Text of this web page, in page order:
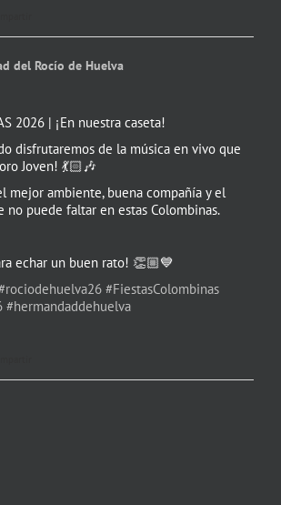
del Rocío de Huelva
2026 | ¡En nuestra caseta!
disfrutaremos de la música en vivo que
Joven! 💃🏻🎶
mejor ambiente, buena compañía y el
no puede faltar en estas Colombinas.
echar un buen rato! 👏🏼💙
#FiestasColombinas
#hermandaddehuelva